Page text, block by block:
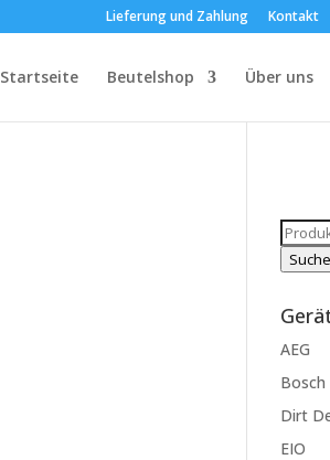
Lieferung und Zahlung Kontakt
Startseite Beutelshop Über uns
nach:
AEG
Bosch
Dirt
EIO